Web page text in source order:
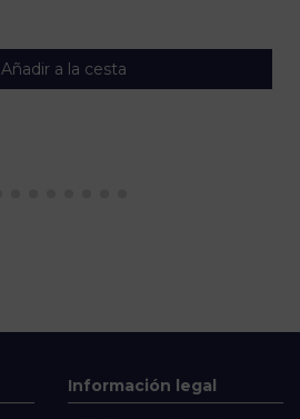
Añadir a la cesta
Información legal